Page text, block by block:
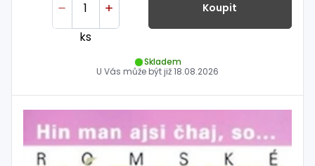
ks
Koupit
Skladem
U Vás může být již18.08.2026